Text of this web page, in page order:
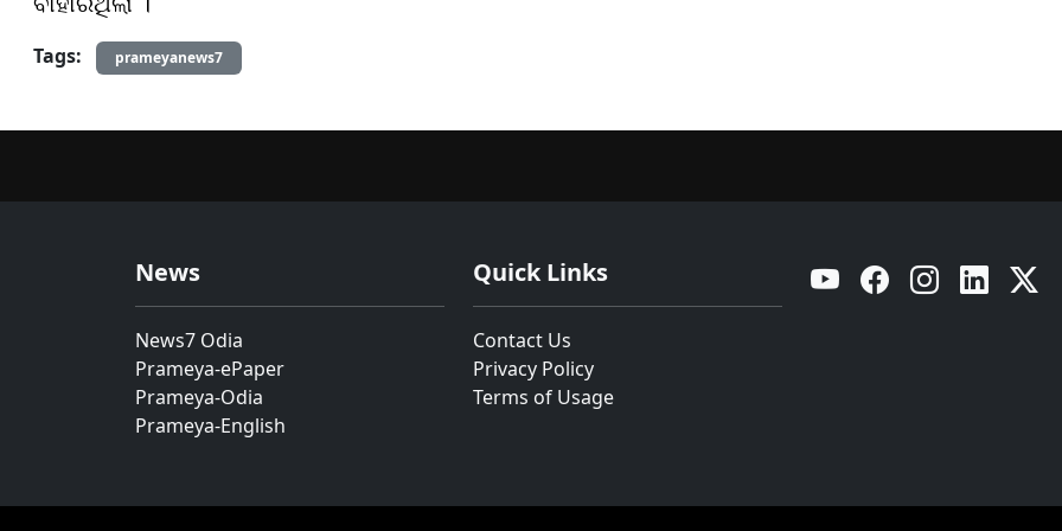
Tags:
prameyanews7
News
News7 Odia
Prameya-ePaper
Prameya-Odia
Prameya-English
Quick Links
Contact Us
Privacy Policy
Terms of Usage
YouTube Facebook Instagram